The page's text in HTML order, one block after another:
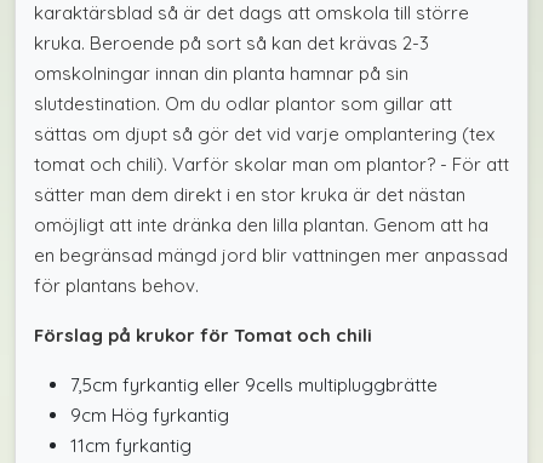
karaktärsblad så är det dags att omskola till större
kruka. Beroende på sort så kan det krävas 2-3
omskolningar innan din planta hamnar på sin
slutdestination. Om du odlar plantor som gillar att
sättas om djupt så gör det vid varje omplantering (tex
tomat och chili). Varför skolar man om plantor? - För att
sätter man dem direkt i en stor kruka är det nästan
omöjligt att inte dränka den lilla plantan. Genom att ha
en begränsad mängd jord blir vattningen mer anpassad
för plantans behov.
Förslag på krukor för Tomat och chili
7,5cm fyrkantig eller 9cells multipluggbrätte
9cm Hög fyrkantig
11cm fyrkantig